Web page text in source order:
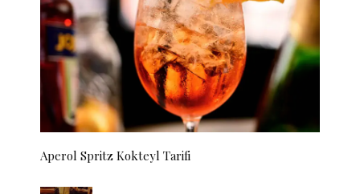
Aperol Spritz Kokteyl Tarifi